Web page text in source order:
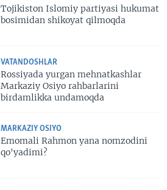
Tojikiston Islomiy partiyasi hukumat
bosimidan shikoyat qilmoqda
VATANDOSHLAR
Rossiyada yurgan mehnatkashlar
Markaziy Osiyo rahbarlarini
birdamlikka undamoqda
MARKAZIY OSIYO
Emomali Rahmon yana nomzodini
qo'yadimi?